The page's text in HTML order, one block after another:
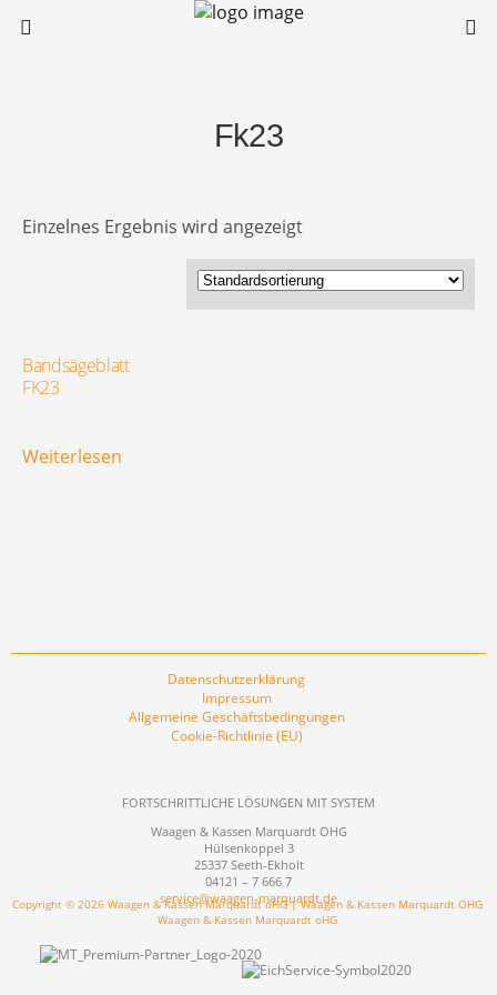
Fk23
Einzelnes Ergebnis wird angezeigt
Bandsägeblatt
FK23
Weiterlesen
Datenschutzerklärung
Impressum
Allgemeine Geschäftsbedingungen
Cookie-Richtlinie (EU)
FORTSCHRITTLICHE LÖSUNGEN MIT SYSTEM
Waagen & Kassen Marquardt OHG
Hülsenkoppel 3
25337 Seeth-Ekholt
04121 – 7 666 7
service@waagen-marquardt.de
Copyright © 2026 Waagen & Kassen Marquardt oHG | Waagen & Kassen Marquardt OHG
Waagen & Kassen Marquardt oHG